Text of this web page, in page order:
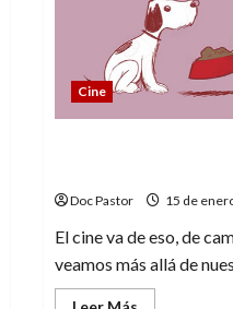
Cine
Doc Pastor 15 de
El cine va de eso, de
veamos más allá de